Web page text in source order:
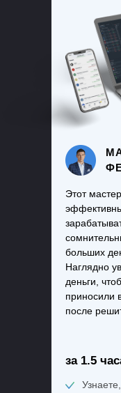
за 1.5
Этот
больших
Наглядно
деньги,
приносили
после